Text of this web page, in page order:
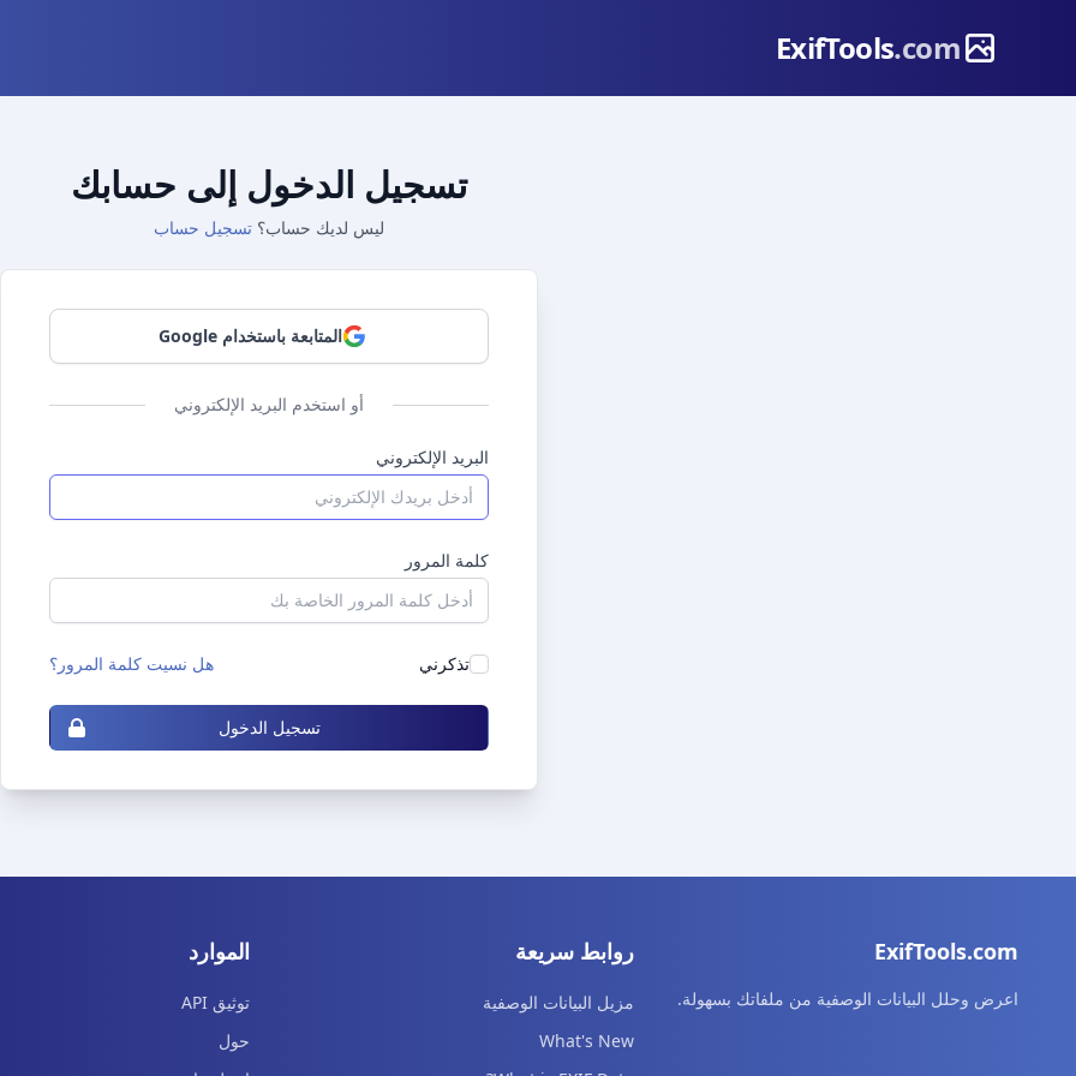
ExifTools.com
تسجيل الدخول إلى حسابك
ليس لديك حساب؟ تسجيل حساب
المتابعة باستخدام Google
أو استخدم البريد الإلكتروني
البريد الإلكتروني
كلمة المرور
تذكرني هل نسيت كلمة المرور؟
تسجيل الدخول
ExifTools.com
اعرض وحلل البيانات الوصفية من ملفاتك بسهولة.
روابط سريعة
مزيل البيانات الوصفية
What's New
الموارد
توثيق API
حول